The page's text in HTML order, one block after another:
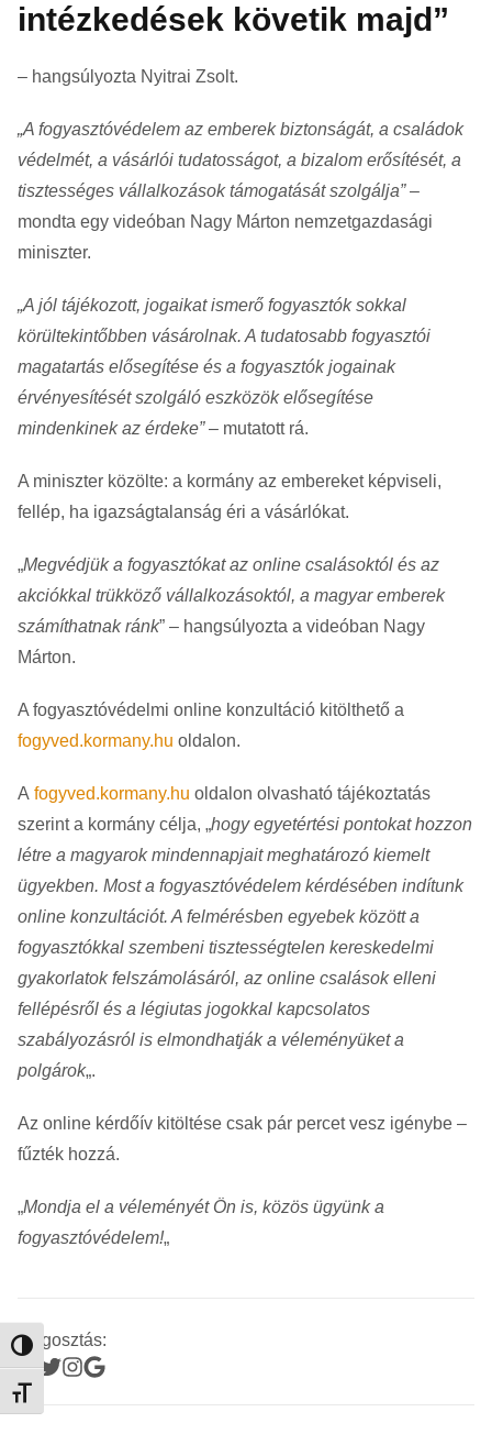
Nagy kontraszt váltása
Betűméret váltása
intézkedések követik majd”
– hangsúlyozta Nyitrai Zsolt.
„A fogyasztóvédelem az emberek biztonságát, a családok
védelmét, a vásárlói tudatosságot, a bizalom erősítését, a
tisztességes vállalkozások támogatását szolgálja”–
mondta egy videóban Nagy Márton nemzetgazdasági
miniszter.
„A jól tájékozott, jogaikat ismerő fogyasztók sokkal
körültekintőbben vásárolnak. A tudatosabb fogyasztói
magatartás elősegítése és a fogyasztók jogainak
érvényesítését szolgáló eszközök elősegítése
mindenkinek az érdeke”– mutatott rá.
A miniszter közölte: a kormány az embereket képviseli,
fellép, ha igazságtalanság éri a vásárlókat.
„Megvédjük a fogyasztókat az online csalásoktól és az
akciókkal trükköző vállalkozásoktól, a magyar emberek
számíthatnak ránk” – hangsúlyozta a videóban Nagy
Márton.
A fogyasztóvédelmi online konzultáció kitölthető a
fogyved.kormany.hu oldalon.
A fogyved.kormany.hu oldalon olvasható tájékoztatás
szerint a kormány célja, „hogy egyetértési pontokat hozzon
létre a magyarok mindennapjait meghatározó kiemelt
ügyekben. Most a fogyasztóvédelem kérdésében indítunk
online konzultációt. A felmérésben egyebek között a
fogyasztókkal szembeni tisztességtelen kereskedelmi
gyakorlatok felszámolásáról, az online csalások elleni
fellépésről és a légiutas jogokkal kapcsolatos
szabályozásról is elmondhatják a véleményüket a
polgárok„.
Az online kérdőív kitöltése csak pár percet vesz igénybe –
fűzték hozzá.
„Mondja el a véleményét Ön is, közös ügyünk a
fogyasztóvédelem!„
Megosztás: